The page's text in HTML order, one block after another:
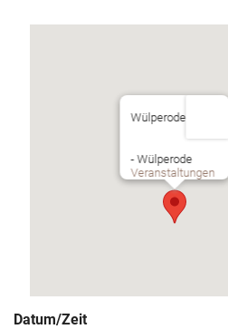
Wülperode
- Wülperode
Veranstaltungen
Datum/Zeit